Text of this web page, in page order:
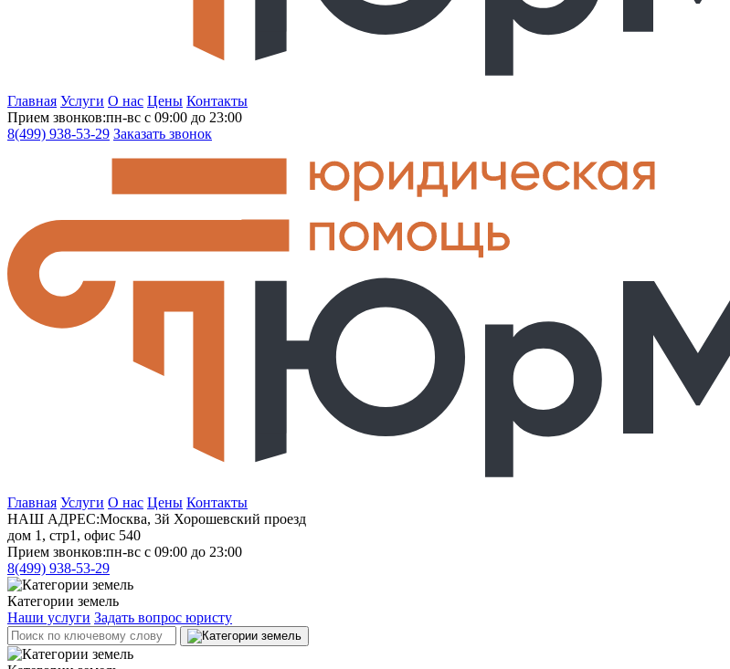
Главная Услуги О нас Цены Контакты
Прием звонков:пн-вс с 09:00 до 23:00
8(499) 938-53-29 Заказать звонок
Главная Услуги О нас Цены Контакты
НАШ АДРЕС:Москва, 3й Хорошевский проезд
дом 1, стр1, офис 540
Прием звонков:пн-вс с 09:00 до 23:00
8(499) 938-53-29
Категории земель
Наши услуги Задать вопрос юристу